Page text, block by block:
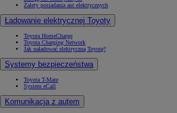
Zalety posiadania aut elektrycznych
Ładowanie elektrycznej Toyoty
Toyota HomeCharge
Toyota Charging Network
Jak naładować elektryczną Toyotę?
Systemy bezpieczeństwa
Toyota T-Mate
System eCall
Komunikacja z autem